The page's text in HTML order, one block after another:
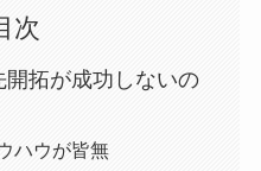
次
拓が成功しないの
ハウが皆無